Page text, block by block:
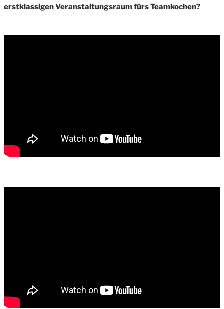
erstklassigen Veranstaltungsraum fürs Teamkochen?